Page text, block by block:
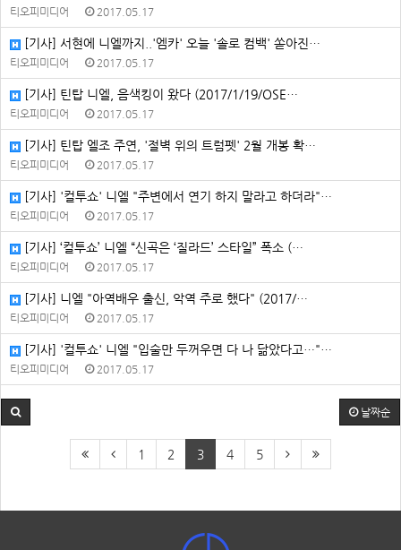
티오피미디어 2017.05.17
[기사] 서현에 니엘까지..'엠카' 오늘 '솔로 컴백' 쏟아진…
티오피미디어 2017.05.17
[기사] 틴탑 니엘, 음색킹이 왔다 (2017/1/19/OSE…
티오피미디어 2017.05.17
[기사] 틴탑 엘조 주연, '절벽 위의 트럼펫' 2월 개봉 확…
티오피미디어 2017.05.17
[기사] '컬투쇼' 니엘 "주변에서 연기 하지 말라고 하더라"…
티오피미디어 2017.05.17
[기사] ‘컬투쇼’ 니엘 “신곡은 ‘질라드’ 스타일” 폭소 (…
티오피미디어 2017.05.17
[기사] 니엘 "아역배우 출신, 악역 주로 했다" (2017/…
티오피미디어 2017.05.17
[기사] '컬투쇼' 니엘 "입술만 두꺼우면 다 나 닮았다고…"…
티오피미디어 2017.05.17
날짜순
1 2 3 4 5